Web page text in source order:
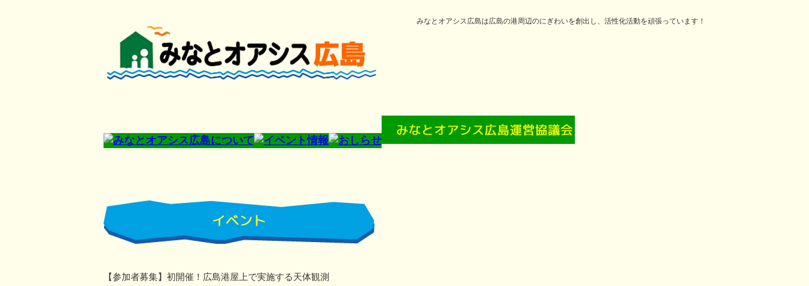
みなとオアシス広島は広島の港周辺のにぎわいを創出し、活性化活動を頑張っています！
【参加者募集】初開催！広島港屋上で実施する天体観測